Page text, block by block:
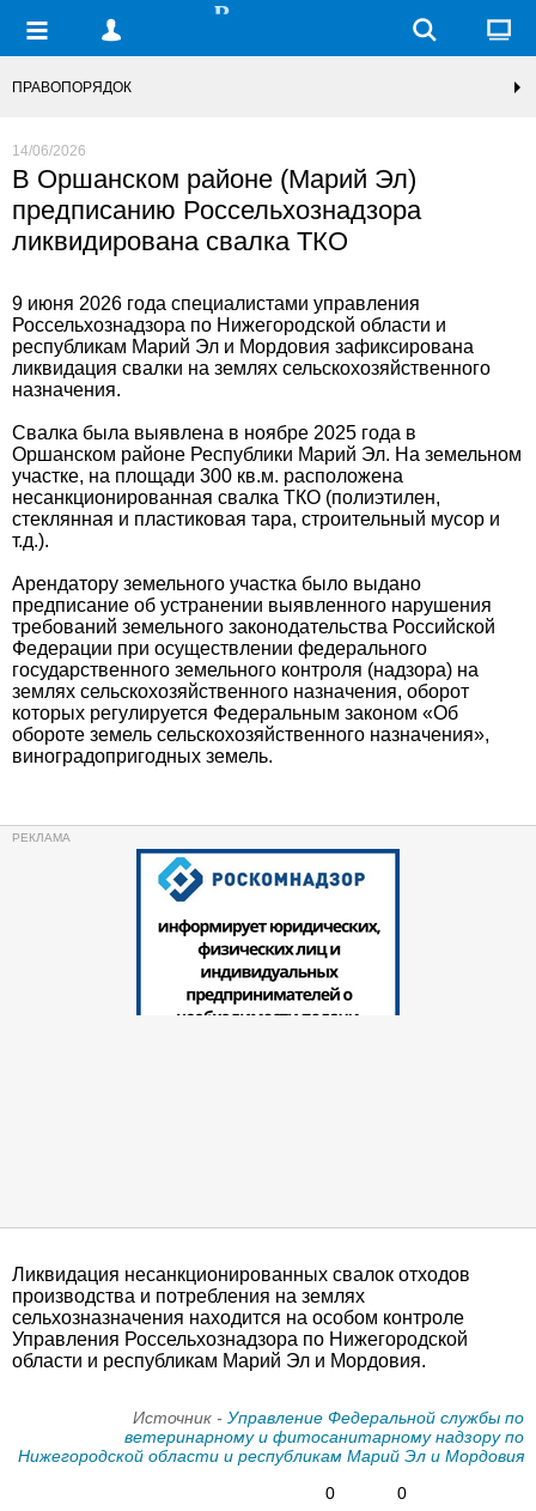
ПРАВОПОРЯДОК
14/06/2026
В Оршанском районе (Марий Эл)
предписанию Россельхознадзора
ликвидирована свалка ТКО
9 июня 2026 года специалистами управления
Россельхознадзора по Нижегородской области и
республикам Марий Эл и Мордовия зафиксирована
ликвидация свалки на землях сельскохозяйственного
назначения.
Свалка была выявлена в ноябре 2025 года в
Оршанском районе Республики Марий Эл. На земельном
участке, на площади 300 кв.м. расположена
несанкционированная свалка ТКО (полиэтилен,
стеклянная и пластиковая тара, строительный мусор и
т.д.).
Арендатору земельного участка было выдано
предписание об устранении выявленного нарушения
требований земельного законодательства Российской
Федерации при осуществлении федерального
государственного земельного контроля (надзора) на
землях сельскохозяйственного назначения, оборот
которых регулируется Федеральным законом «Об
обороте земель сельскохозяйственного назначения»,
виноградопригодных земель.
Ликвидация несанкционированных свалок отходов
производства и потребления на землях
сельхозназначения находится на особом контроле
Управления Россельхознадзора по Нижегородской
области и республикам Марий Эл и Мордовия.
Источник - Управление Федеральной службы по
ветеринарному и фитосанитарному надзору по
Нижегородской области и республикам Марий Эл и Мордовия
0
0